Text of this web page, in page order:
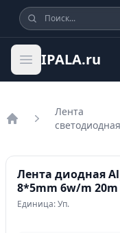
IPALA.ru
Лента
светодиодная
Лента диодная
8*5mm 6w/m 20m
Единица: Уп.